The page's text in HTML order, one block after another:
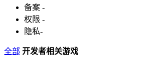
备案 -
权限 -
隐私-
全部 开发者相关游戏